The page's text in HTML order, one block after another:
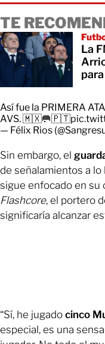
TE
La
Así fue la PRIMERA
AVS. 🇲🇽🥅🇵🇹
— Félix Rios
Sin embargo, el
de señalamientos a lo
sigue enfocado en su
Flashcore, el portero
significaría alcanzar
“Sí, he jugado cinco
especial, es una